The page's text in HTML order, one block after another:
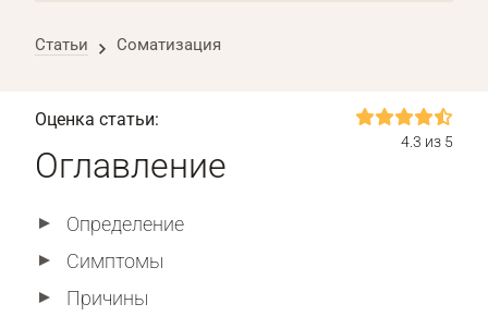
Статьи Соматизация
Оценка статьи:
4.3 из 5
Оглавление
Определение
Симптомы
Причины